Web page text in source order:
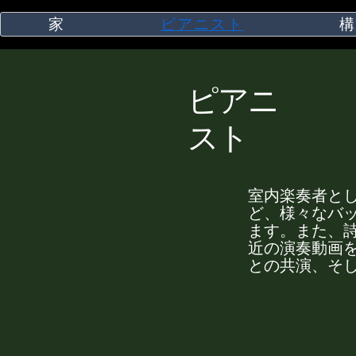
家 ピアニスト
ピアニ
スト
室内楽奏者と
ど、様々なバ
ます。また、
近の演奏動画
との共演、そ